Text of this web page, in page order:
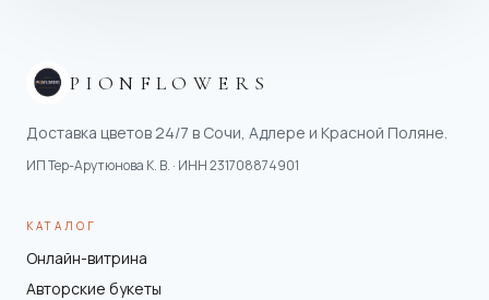
PIONFLOWERS
Доставка цветов 24/7 в Сочи, Адлере и Красной Поляне.
ИП Тер-Арутюнова К. В. · ИНН231708874901
КАТАЛОГ
Онлайн-витрина
Авторские букеты